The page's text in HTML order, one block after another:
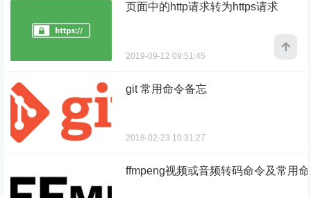
页面中的http请求转为https请求
2019-09-12 09:51:45
git 常用命令备忘
2018-02-23 10:31:27
ffmpeng视频或音频转码命令及常用命